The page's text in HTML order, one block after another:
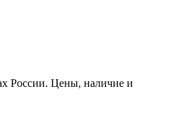
России. Цены, наличие и